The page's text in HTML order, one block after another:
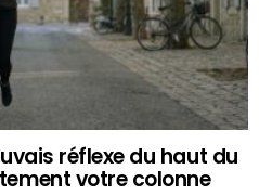
réflexe du haut du
votre colonne